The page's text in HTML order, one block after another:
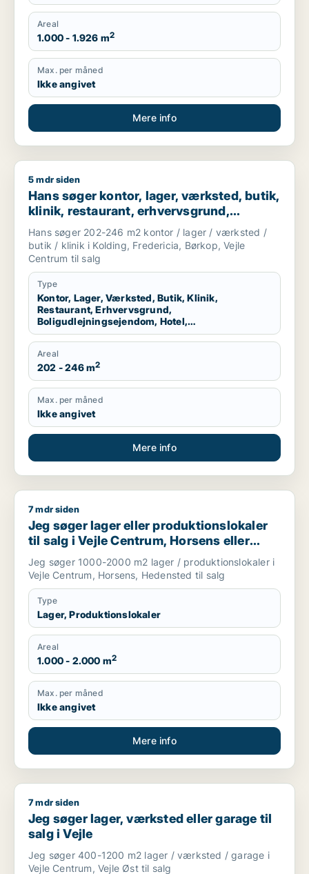
Areal
1.000 - 1.926 m2
Max. per måned
Ikke angivet
Mere info
Hans søger kontor, lager, værksted, butik, klinik,
5 mdr siden
Hans søger kontor, lager, værksted, butik,
klinik, restaurant, erhvervsgrund,
boligudlejningsejendom, hotel,
produktionslokaler eller garage til salg i
Kolding, Fredericia eller Børkop m.fl.
Hans søger 202-246 m2 kontor / lager / værksted /
butik / klinik i Kolding, Fredericia, Børkop, Vejle
Centrum til salg
Type
Kontor, Lager, Værksted, Butik, Klinik,
Restaurant, Erhvervsgrund,
Boligudlejningsejendom, Hotel,
Produktionslokaler, Garage
Areal
202 - 246 m2
Max. per måned
Ikke angivet
Mere info
Jeg søger lager eller produktionslokaler til salg i Vejle
7 mdr siden
Jeg søger lager eller produktionslokaler
til salg i Vejle Centrum, Horsens eller
Hedensted
Jeg søger 1000-2000 m2 lager / produktionslokaler i
Vejle Centrum, Horsens, Hedensted til salg
Type
Lager, Produktionslokaler
Areal
1.000 - 2.000 m2
Max. per måned
Ikke angivet
Mere info
Jeg søger lager, værksted eller garage til salg i Vejle
7 mdr siden
Jeg søger lager, værksted eller garage til
salg i Vejle
Jeg søger 400-1200 m2 lager / værksted / garage i
Vejle Centrum, Vejle Øst til salg